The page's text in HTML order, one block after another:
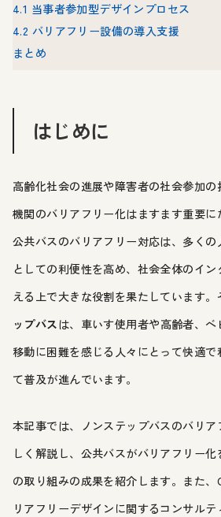
4.1 当事者参加型デザインプロセス
4.2 バリアフリー設備の導入支援
まとめ
はじめに
高齢化社会の進展や障害者の社会参加
機関のバリアフリー化はますます重要に
公共バスのバリアフリー対応は、多く
としての利便性を高め、社会全体のイ
える上で大きな役割を果たしています。
ップバスは、車いす使用者や高齢者、ベ
移動に困難を感じる人々にとって快適で
て普及が進んでいます。
本記事では、ノンステップバスのバリ
しく解説し、公共バスがバリアフリー
の取り組みの成果を紹介します。また、
リアフリーデザインに関するコンサル